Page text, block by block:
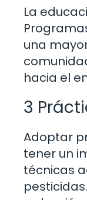
La
una
hacia el
3
Adoptar
tener un
técnicas